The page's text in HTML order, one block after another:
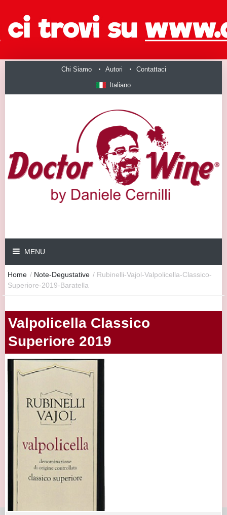
Chi Siamo Autori Contattaci
Italiano
MENU
Home / Note-Degustative / Rubinelli-Vajol-Valpolicella-Classico-
Superiore-2019-Baratella
Valpolicella Classico
Superiore 2019